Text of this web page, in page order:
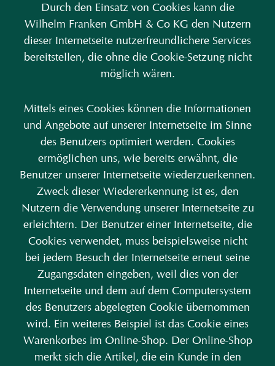
Durch den Einsatz von Cookies kann die
Wilhelm Franken GmbH & Co KG den Nutzern
dieser Internetseite nutzerfreundlichere Services
bereitstellen, die ohne die Cookie-Setzung nicht
möglich wären.
Mittels eines Cookies können die Informationen
und Angebote auf unserer Internetseite im Sinne
des Benutzers optimiert werden. Cookies
ermöglichen uns, wie bereits erwähnt, die
Benutzer unserer Internetseite wiederzuerkennen.
Zweck dieser Wiedererkennung ist es, den
Nutzern die Verwendung unserer Internetseite zu
erleichtern. Der Benutzer einer Internetseite, die
Cookies verwendet, muss beispielsweise nicht
bei jedem Besuch der Internetseite erneut seine
Zugangsdaten eingeben, weil dies von der
Internetseite und dem auf dem Computersystem
des Benutzers abgelegten Cookie übernommen
wird. Ein weiteres Beispiel ist das Cookie eines
Warenkorbes im Online-Shop. Der Online-Shop
merkt sich die Artikel, die ein Kunde in den